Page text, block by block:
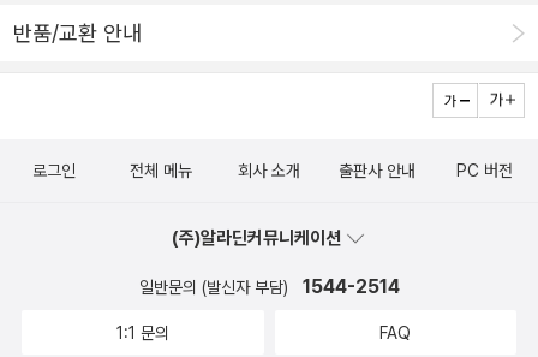
마! 요리요정 라쿠쿠와 오색비빔밥을 같이 먹고 싶어서 일까요?? 드
소를 넣은 비빔밥을 나은이와 같이 먹게 되었답니다~ㅎㅎ 요리요정
라쿠쿠와 오색비빔밥은 생생한 그림들이 살아 있어서 아이들의 오감
리사되다'도 사실적인일러스트와 표현들이 인상적이어서 아이의 상
상의 세계를 높히는데 도움을 받고 있는데 오색비빔밥을 체험하게되
어 더 뜻깊었습니다^^
그리고 상추/청경채 몇장을 썰고, 호박볶음(호박/당근/양파/각종 파
저녁밥으로 드실수 있게 비빔밥을 만들어 달라고 요청했답니다.아빠
고, 시금치나물도 한젓가락 넣고, 김가루 볶음도 듬뿍 뿌려줬답니다.
고추장은........ 초고추장을 쥐워줬더니 쭉~~ 짜주더니 아빠 드세
요........엄마, 왜 아빠만 비빔밥을 드셔요. 저도 먹고싶어요해서..... 아
반품/교환 안내
로그인 전체 메뉴 회사 소개 출판사 안내 PC 버전
(주)알라딘커뮤니케이션
일반문의 (발신자 부담) 1544-2514
1:1 문의 FAQ